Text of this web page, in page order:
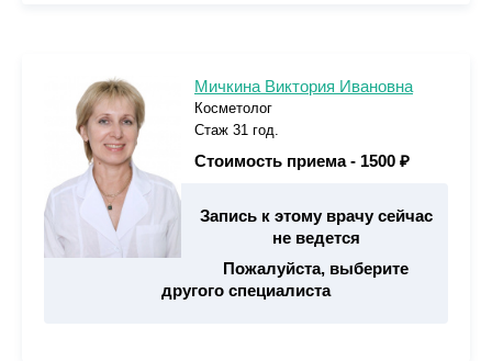
Мичкина Виктория Ивановна
Косметолог
Стаж 31 год.
Стоимость приема - 1500 ₽
Запись к этому врачу сейчас
не ведется
Пожалуйста, выберите
другого специалиста